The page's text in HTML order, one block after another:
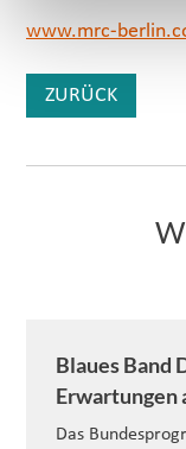
www.mrc-
ZURÜCK
Blaues Band
Erwartungen
Das